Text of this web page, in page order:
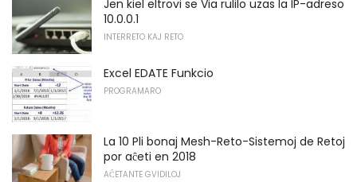
Jen kiel eltrovi se Via rulilo uzas la IP-adreso
10.0.0.1
INTERRETO KAJ RETO
Excel EDATE Funkcio
PROGRAMARO
La 10 Pli bonaj Mesh-Reto-Sistemoj de Retoj
por aĉeti en 2018
AĈETANTE GVIDILOJ